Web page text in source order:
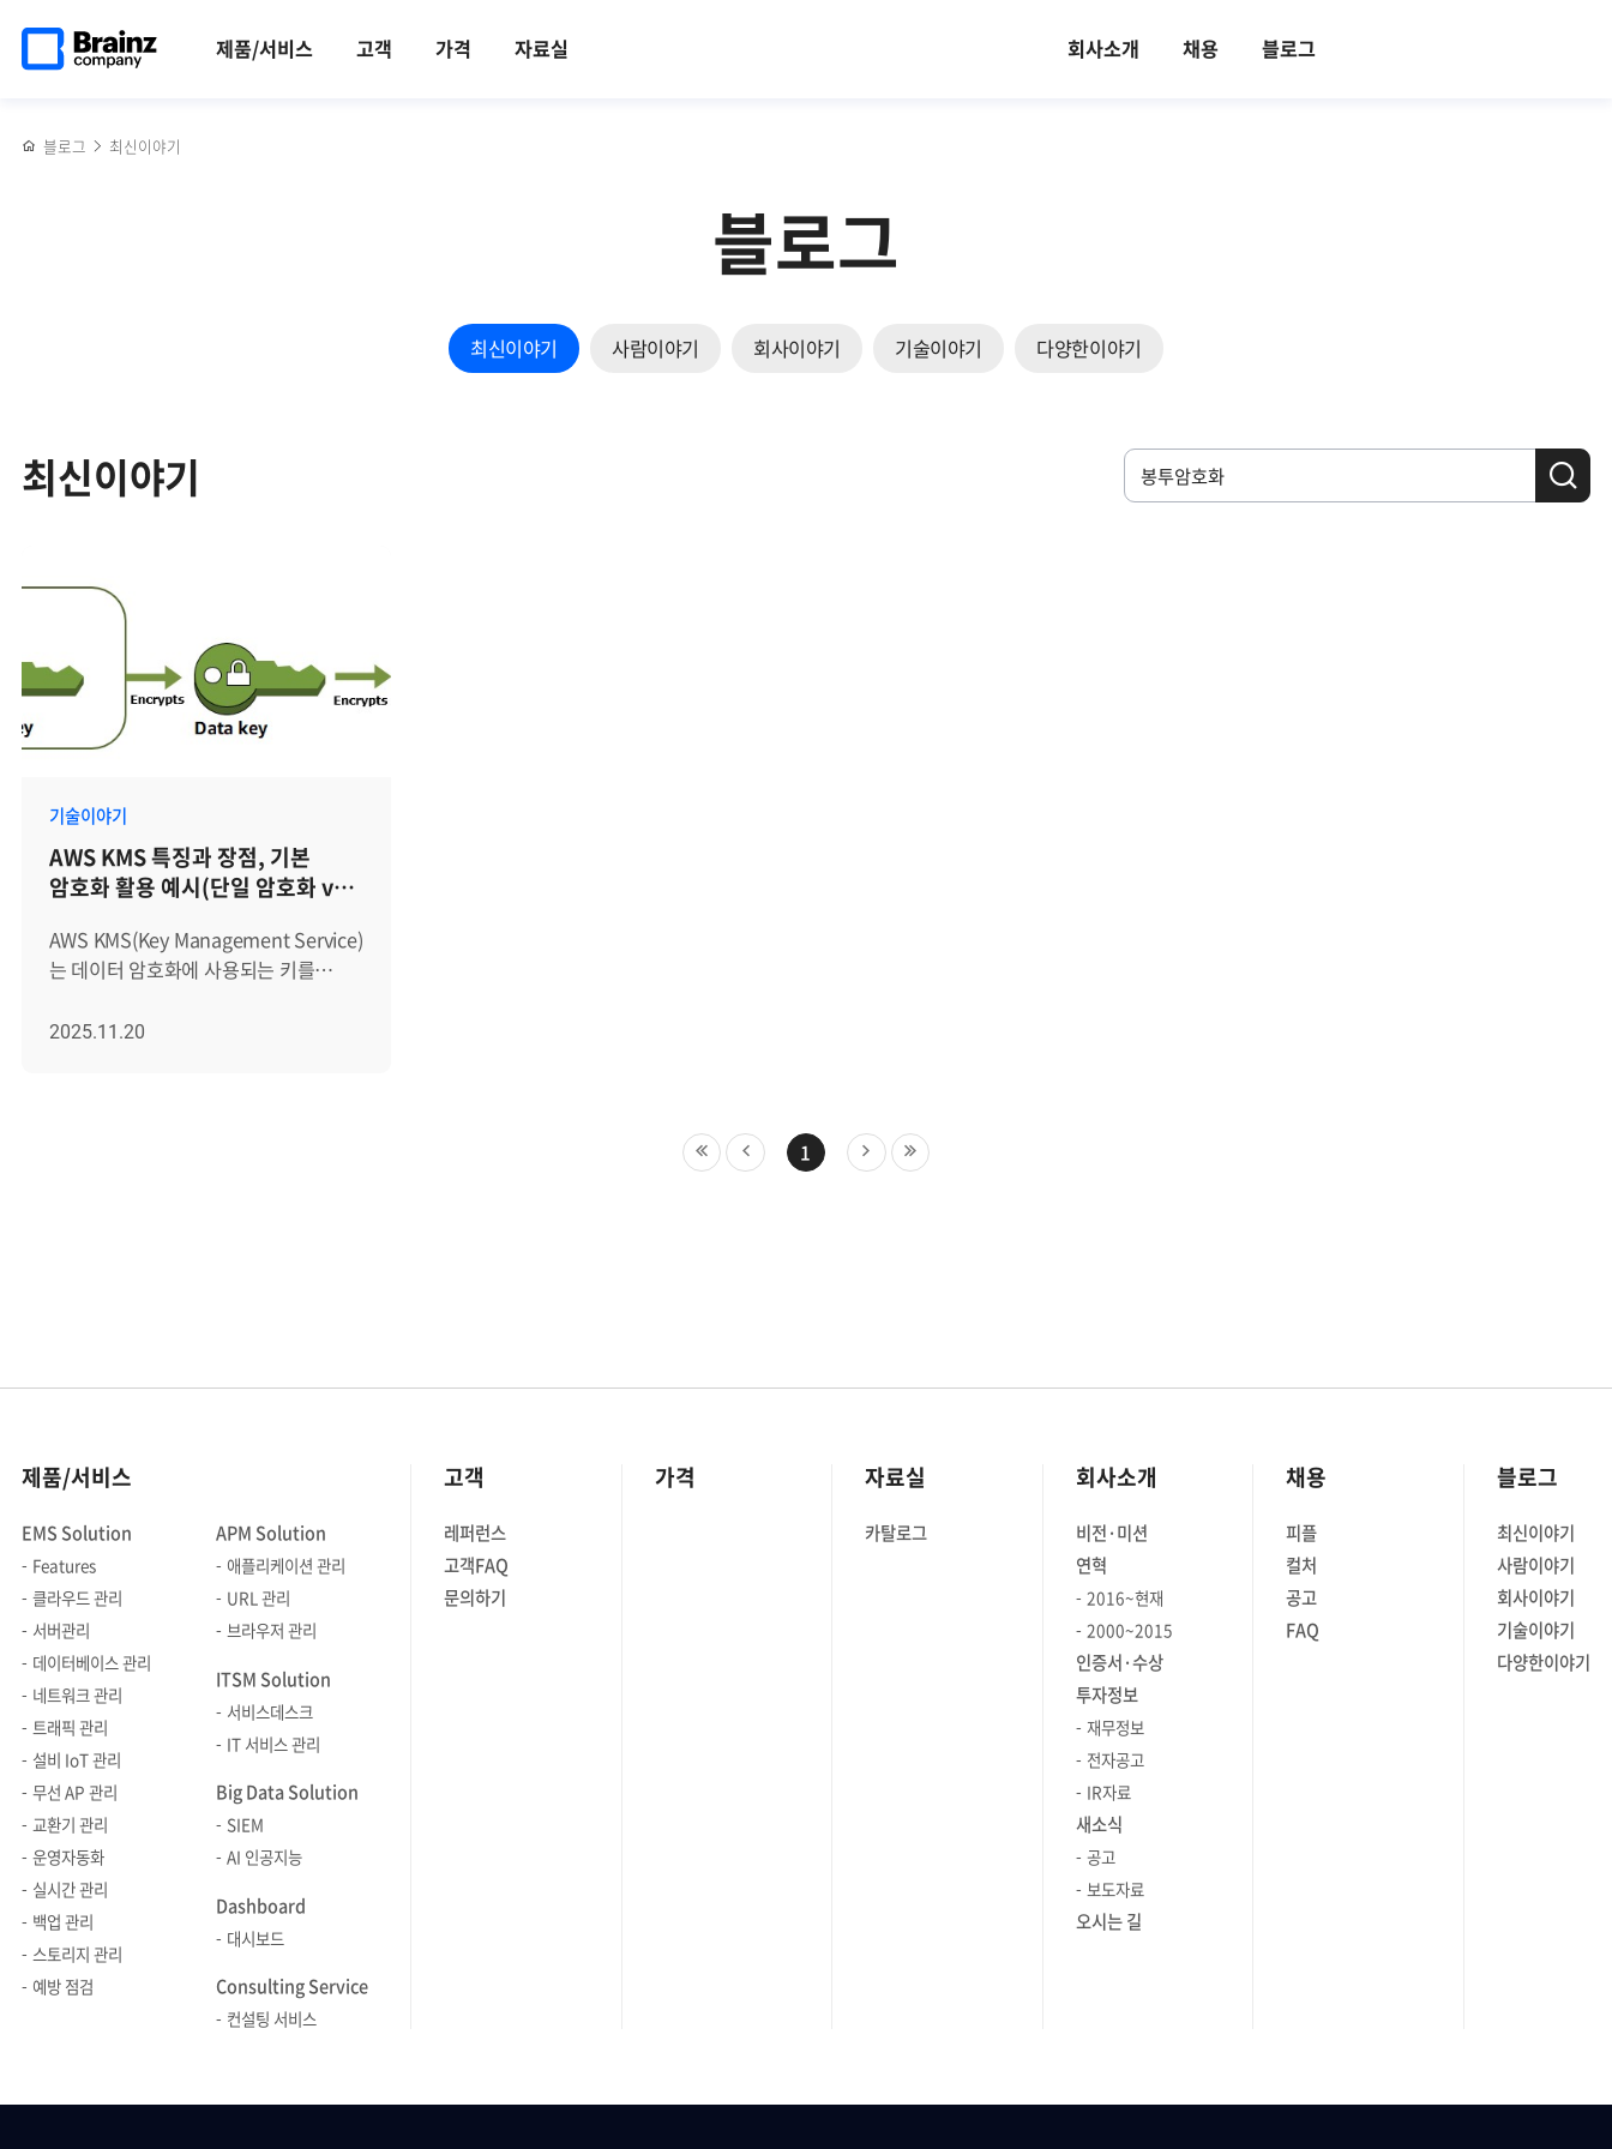
건너뛰기
제품/서비스 고객 가격 자료실 회사소개 채용 블로그
페이지로
블로그 최신이야기
블로그
최신이야기 사람이야기 회사이야기 기술이야기 다양한이야기
최신이야기
기술이야기
AWS KMS 특징과 장점, 기본
암호화 활용 예시(단일 암호화 vs
AWS KMS(Key Management Service)
는 데이터 암호화에 사용되는 키를
지원하는 AWS의 관리형 서비스입니다.
관리하는 보안 중심의 관리형 서비스를
기밀성과 안정성을 강화할 수 있습니다.
장점, 그리고 기본 암호화 활용 방법을
구체적인 예시를 통해 살펴보겠습니다.
AWS KMS 특징과 장점 AWS KMS는
데이터를 암호화하는 key를 암호화하여
보안 인증 장치인 HSM(물리적 공간)에
보관합니다. AWS KMS를 통해서만
HSM 내부에 저장된 Root Key에 접근
가능합니다. 이를 통해 키 구성요소를
안전하게 보호하고, 키가 물리적으로
격리되어 평문 형태로 외부로 유출되는
것을 원천적으로 차단합니다. 또한 AWS
KMS는 키 정책을 활용해 암·복호화
권한을 세밀하게 제어할 수 있다는
장점이 있습니다. 동일한 키라 하더라도
사용자나 역할별로 서로 다른 권한을
부여할 수 있으며, 감사 로그를 통해 키
사용 이력을 추적하여 보안 관점에서의
주체에 따라 AWS 관리형 키와 고객
2025.11.20
1
제품/서비스
EMS Solution
Features
클라우드 관리
서버관리
데이터베이스 관리
네트워크 관리
트래픽 관리
설비 IoT 관리
무선 AP 관리
교환기 관리
운영자동화
실시간 관리
백업 관리
스토리지 관리
예방 점검
APM Solution
애플리케이션 관리
URL 관리
브라우저 관리
ITSM Solution
서비스데스크
IT 서비스 관리
Big Data Solution
SIEM
AI 인공지능
Dashboard
대시보드
Consulting Service
컨설팅 서비스
고객
레퍼런스
고객FAQ
문의하기
가격 자료실
카탈로그
회사소개
비전·미션
연혁
2016~현재
2000~2015
인증서·수상
투자정보
재무정보
전자공고
IR자료
새소식
공고
보도자료
오시는 길
채용
피플
컬처
공고
FAQ
블로그
최신이야기
사람이야기
회사이야기
기술이야기
다양한이야기